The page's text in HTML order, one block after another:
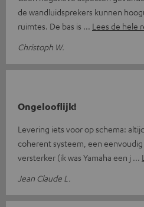
de wandluidsprekers kunnen
ruimtes. De bas is
Lees de hele
Christoph W.
Ongelooflijk!
Levering iets voor op schema:
coherent systeem, een
versterker (ik was Yamaha een j
Jean Claude L.